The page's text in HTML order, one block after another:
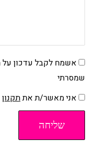
אשמח לקבל עדכון על
שמסרתי
אני מאשר/ת אתתקנון
שליחה